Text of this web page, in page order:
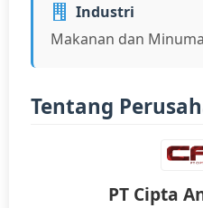
Industri
Makanan dan
Tentang
PT Cipta